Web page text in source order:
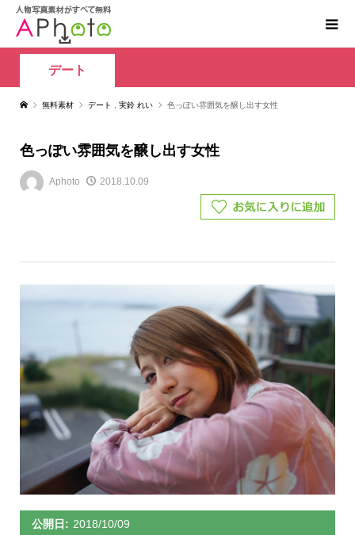
デート
無料素材 デート 実鈴 れい 色っぽい雰囲気を醸し出す女性
色っぽい雰囲気を醸し出す女性
Aphoto 2018.10.09
公開日: 2018/10/09